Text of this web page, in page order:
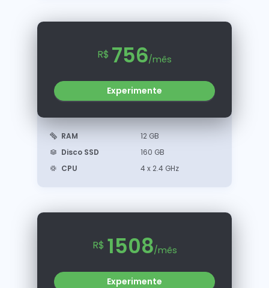
R$ 756/mês
Experimente
RAM
12 GB
Disco SSD
160 GB
CPU
4 x 2.4 GHz
R$ 1508/mês
Experimente